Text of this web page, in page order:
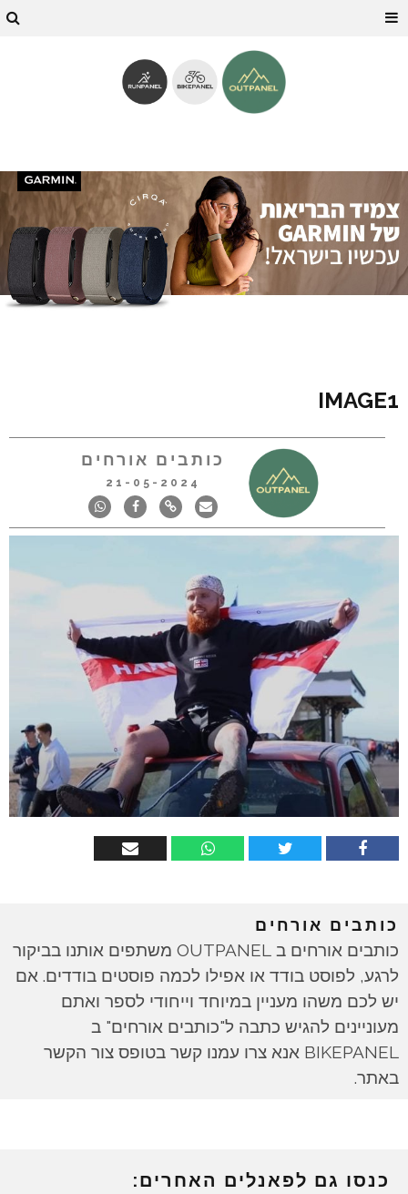
IMAGE1
כותבים אורחים
21-05-2024
כותבים אורחים
כותבים אורחים ב OUTPANEL משתפים אותנו בביקור
לרגע, לפוסט בודד או אפילו לכמה פוסטים בודדים. אם
יש לכם משהו מעניין במיוחד וייחודי לספר ואתם
מעוניינים להגיש כתבה ל"כותבים אורחים" ב
BIKEPANEL אנא צרו עמנו קשר בטופס צור הקשר
באתר.
כנסו גם לפאנלים האחרים: